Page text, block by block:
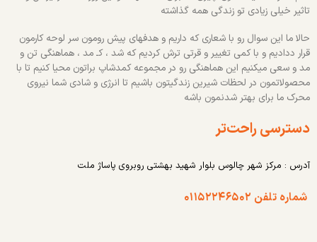
تاثیر خیلی زیادی تو زندگی همه گذاشته
حالا ما این سوال رو با شعاری که داریم و هدفهای پیش رومون سر لوحه کارمون
قرار ددادیم و با کمی تغییر و قرتی ترش کردیم که شد ، کـ مد ، هماهنگی تن و
مد و سعی میکنیم این هماهنگی رو در مجموعه کمدشاپ براتون محیا کنیم تا با
محصولاتمون در لحظات شیرین زندگیتون باشیم تا انرژی و شادی شما نیروی
محرک ما برای بهتر شدنمون باشه
دسترسی راحت‌تر
آدرس : مرکز شهر چالوس بلوار شهید بهشتی روبروی پاساژ ملت
شماره تلفن ۰۱۱۵۲۲۴۶۵۰۲